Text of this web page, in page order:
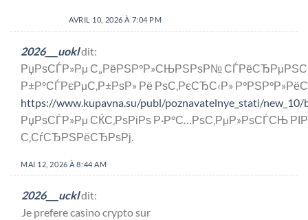
AVRIL 10, 2026 À 7:04 PM
2026___uokldit:
РџРѕСЃР»Рµ С„РёРЅР°Р»СЊРЅРѕР№
Р±Р°СЃРєРµС‚Р±РѕР» Рё РѕС‚РєСЂС‹Р»
https://www.kupavna.su/publ/poznavatelnye_stati/new_10/
РџРѕСЃР»Рµ СЌС‚РѕРіРѕ Р·Р°С…РѕС‚РµР»РѕСЃСЊ
С‚СѓСЂРЅРёСЂРѕРј.
MAI 12, 2026 À 8:44 AM
2026___uckldit:
Je prefere casino crypto sur